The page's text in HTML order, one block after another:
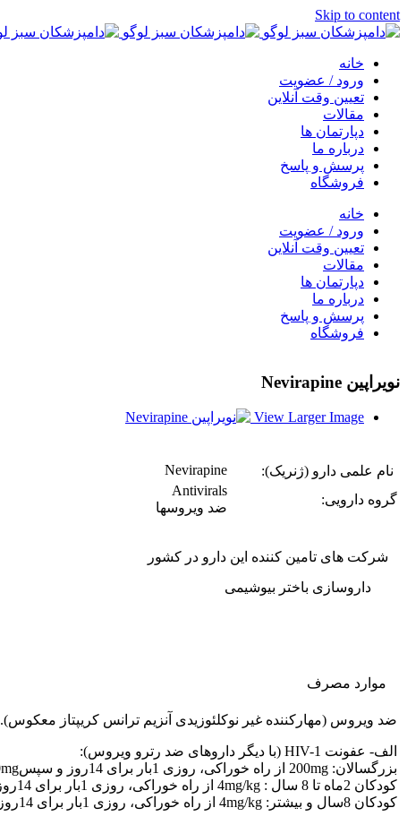
Skip to content
خانه
ورود / عضویت
تعیین وقت آنلاین
مقالات
دپارتمان ها
درباره ما
پرسش و پاسخ
فروشگاه
خانه
ورود / عضویت
تعیین وقت آنلاین
مقالات
دپارتمان ها
درباره ما
پرسش و پاسخ
فروشگاه
نویراپین Nevirapine
View Larger Image
نام علمی دارو (ژنریک):
Nevirapine
گروه دارویی:
Antivirals
ضد ویروسها
شرکت های تامین کننده این دارو در کشور
داروسازی باختر بیوشیمی
موارد مصرف
ضد ویروس (مهارکننده غیر نوکلئوزیدی آنزیم ترانس کریپتاز معکوس).
الف- عفونت HIV-1 (با دیگر داروهای ضد رترو ویروس):
بزرگسالان: 200mg از راه خوراکی، روزی 1بار برای 14روز و سپس200mg از راه خوراکی عر 12 ساعت.
کودکان 2ماه تا 8 سال : 4mg/kg از راه خوراکی، روزی 1بار برای 14روز و سپس4mg/kg از راه خوراکی هر 12 ساعت.
کودکان 8سال و بیشتر: 4mg/kg از راه خوراکی، روزی 1بار برای 14روز و سپس4mg/kg از راه خوراکی هر 12 ساعت.